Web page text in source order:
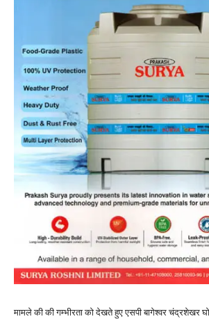
मामले की की गम्भीरता को देखते हुए एसपी बागेश्वर चंद्रशेखर